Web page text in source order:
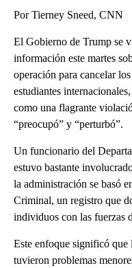
Por Tierney Sneed, CNN
El Gobierno de Trump se
información este martes
operación para cancelar
estudiantes
como una flagrante
“preocupó” y “perturbó”.
Un funcionario del
estuvo bastante
la administración se basó
Criminal, un registro que
individuos con las fuerzas
Este enfoque significó que
tuvieron problemas